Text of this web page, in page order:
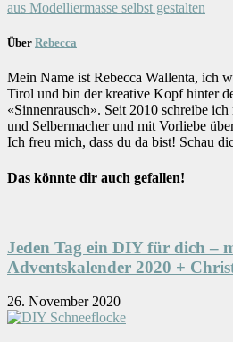
aus Modelliermasse selbst gestalten
Über Rebecca
Mein Name ist Rebecca Wallenta, ich
Tirol und bin der kreative Kopf hinter
«Sinnenrausch». Seit 2010 schreibe
und Selbermacher und mit Vorliebe
Ich freu mich, dass du da bist! Schau
Das könnte dir auch gefallen!
Jeden Tag ein DIY für dich –
Adventskalender 2020 +
26. November 2020